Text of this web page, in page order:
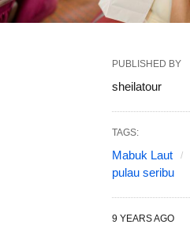
PUBLISHED BY
sheilatour
TAGS:
Mabuk Laut
pulau seribu
9 YEARS AGO